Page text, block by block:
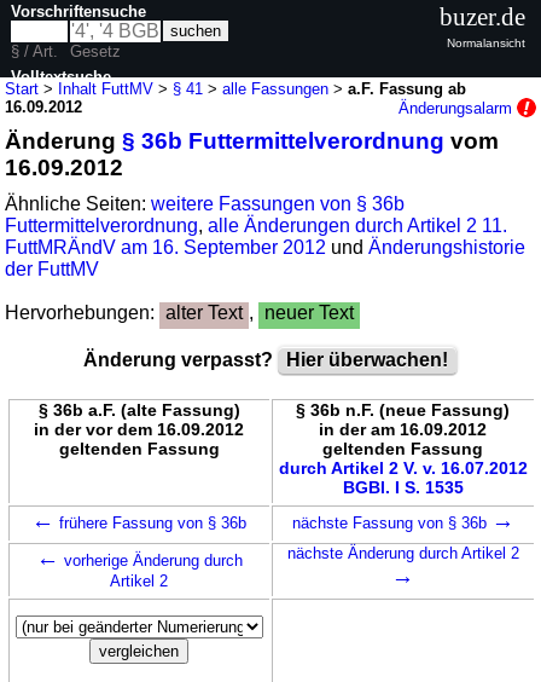
Start > Inhalt FuttMV > § 41 >alle Fassungen >a.F. Fassung ab
16.09.2012
Änderungsalarm
Änderung§ 36b Futtermittelverordnung vom
16.09.2012
Ähnliche Seiten:weitere Fassungen von § 36b
Futtermittelverordnung,alle Änderungen durch Artikel 2 11.
FuttMRÄndV am 16. September 2012 undÄnderungshistorie
der FuttMV
Hervorhebungen: alter Text , neuer Text
Änderung verpasst? Hier überwachen!
§ 36b a.F. (alte Fassung)
in der vor dem 16.09.2012
geltenden Fassung
§ 36b n.F. (neue Fassung)
in der am 16.09.2012
geltenden Fassung
durch Artikel 2 V. v. 16.07.2012
BGBl. I S. 1535
← frühere Fassung von § 36b nächste Fassung von § 36b →
← vorherige Änderung durch
Artikel 2
nächste Änderung durch Artikel 2
→
Vorschriftensuche
§ / Art.
Gesetz
Volltextsuche
buzer.de
Normalansicht